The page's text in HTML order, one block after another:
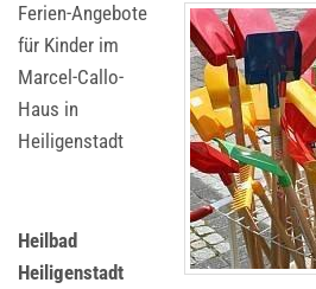
Ferien-Angebote
für Kinder im
Marcel-Callo-
Haus in
Heiligenstadt
Heilbad
Heiligenstadt